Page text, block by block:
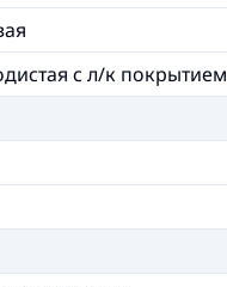
с л/к покрытием